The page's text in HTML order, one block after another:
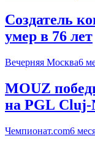
Создатель
умер в 76 лет
Вечерняя Москва6
MOUZ
на PGL Cluj-
Чемпионат.com6